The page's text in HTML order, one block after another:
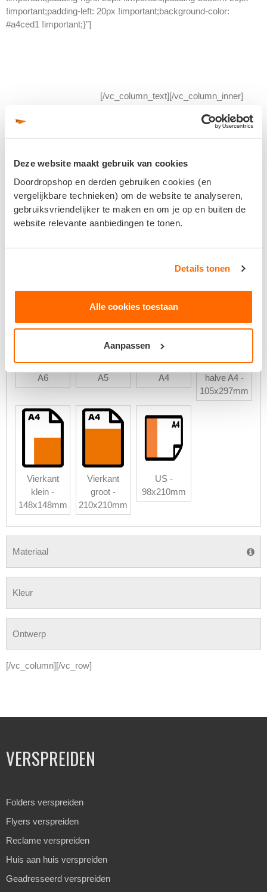
Deze website maakt gebruik van cookies
Doordropshop en derden gebruiken cookies (en
vergelijkbare technieken) om de website te analyseren,
gebruiksvriendelijker te maken en om je op en buiten de
website relevante aanbiedingen te tonen.
Details tonen
Alle cookies toestaan
Aanpassen
!important;padding-left: 20px !important;background-color:
#a4ced1 !important;}”]
[/vc_column_text][/vc_column_inner]
[vc_column_inner width=”1/3″][vc_column_text
css=”.vc_custom_1684224325931{padding-top: 20px
#a4ced1 !important;}”]
Optie 3.
Je hebt al een flyer of folder laten drukken, je wilt het alleen door
[/vc_row_inner]
A6 A5 A4
halve A4 -
105x297mm
Vierkant
klein -
148x148mm
Vierkant
groot -
210x210mm
US -
98x210mm
Materiaal
Kleur
Ontwerp
[/vc_column][/vc_row]
VERSPREIDEN
Folders verspreiden
Flyers verspreiden
Reclame verspreiden
Huis aan huis verspreiden
Geadresseerd verspreiden